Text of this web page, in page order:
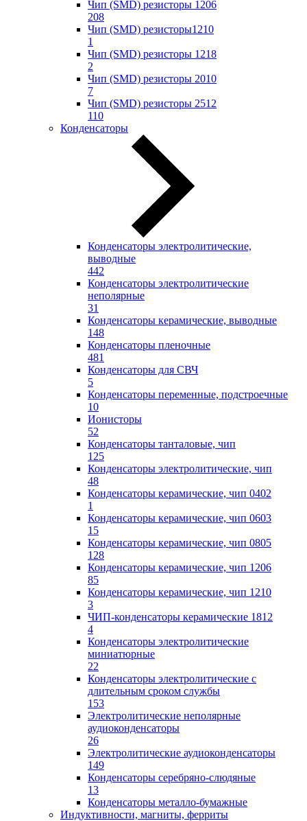
Чип (SMD) резисторы 1206
208
Чип (SMD) резисторы1210
1
Чип (SMD) резисторы 1218
2
Чип (SMD) резисторы 2010
7
Чип (SMD) резисторы 2512
110
Конденсаторы
Конденсаторы электролитические,
выводные
442
Конденсаторы электролитические
неполярные
31
Конденсаторы керамические, выводные
148
Конденсаторы пленочные
481
Конденсаторы для СВЧ
5
Конденсаторы переменные, подстроечные
10
Ионисторы
52
Конденсаторы танталовые, чип
125
Конденсаторы электролитические, чип
48
Конденсаторы керамические, чип 0402
1
Конденсаторы керамические, чип 0603
15
Конденсаторы керамические, чип 0805
128
Конденсаторы керамические, чип 1206
85
Конденсаторы керамические, чип 1210
3
ЧИП-конденсаторы керамические 1812
4
Конденсаторы электролитические
миниатюрные
22
Конденсаторы электролитические с
длительным сроком службы
153
Электролитические неполярные
аудиоконденсаторы
26
Электролитические аудиоконденсаторы
149
Конденсаторы серебряно-слюдяные
13
Конденсаторы металло-бумажные
Индуктивности, магниты, ферриты